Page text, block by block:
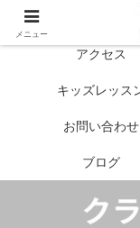
アクセス
キッズレッス
お問い合わせ
ブログ
メニュー